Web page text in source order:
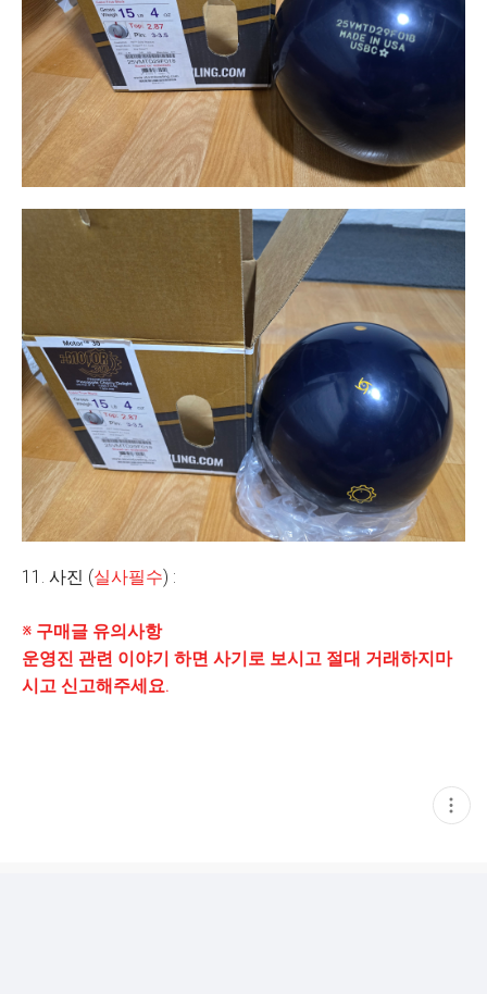
11. 사진 (실사필수) :
※ 구매글 유의사항
운영진 관련 이야기 하면 사기로 보시고 절대 거래하지마
시고 신고해주세요.
현
재